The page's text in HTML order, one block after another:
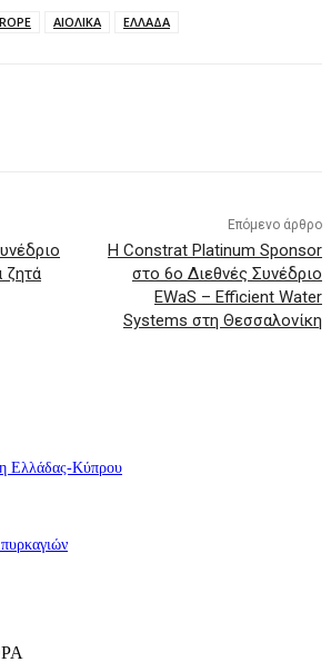
ΑΙΟΛΙΚΑ ΕΛΛΑΔΑ
ζητά
Επόμενο άρθρο
Η Constrat Platinum Sponsor
στο 6ο Διεθνές Συνέδριο
EWaS – Efficient Water
Systems στη Θεσσαλονίκη
Ελλάδας-Κύπρου